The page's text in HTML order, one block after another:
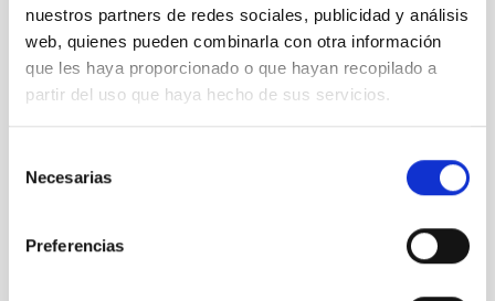
nuestros partners de redes sociales, publicidad y análisis
web, quienes pueden combinarla con otra información
que les haya proporcionado o que hayan recopilado a
partir del uso que haya hecho de sus servicios.
Necesarias
Preferencias